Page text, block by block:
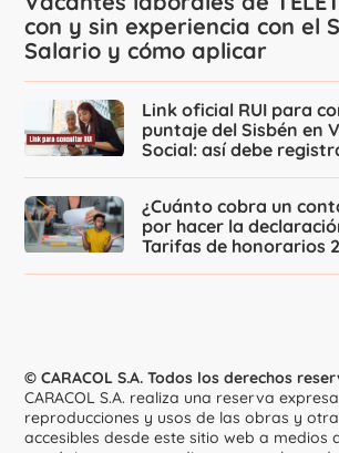
con y sin experiencia con el
Salario y cómo aplicar
Link oficial RUI para
puntaje del Sisbén en
Social: así debe
¿Cuánto cobra un
por hacer la
Tarifas de honorarios
© CARACOL S.A. Todos los derechos
CARACOL S.A. realiza una reserva
reproducciones y usos de las obras y
accesibles desde este sitio web a medios